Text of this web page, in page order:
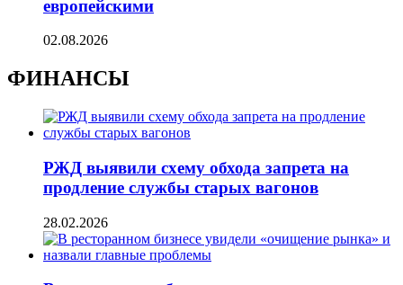
европейскими
02.08.2026
ФИНАНСЫ
РЖД выявили схему обхода запрета на
продление службы старых вагонов
28.02.2026